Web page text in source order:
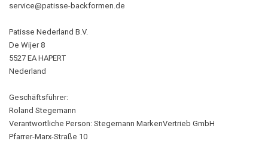
service@patisse-backformen.de
Patisse Nederland B.V.
De Wijer 8
5527 EA HAPERT
Nederland
Geschäftsführer:
Roland Stegemann
Verantwortliche Person: Stegemann MarkenVertrieb GmbH
Pfarrer-Marx-Straße 10